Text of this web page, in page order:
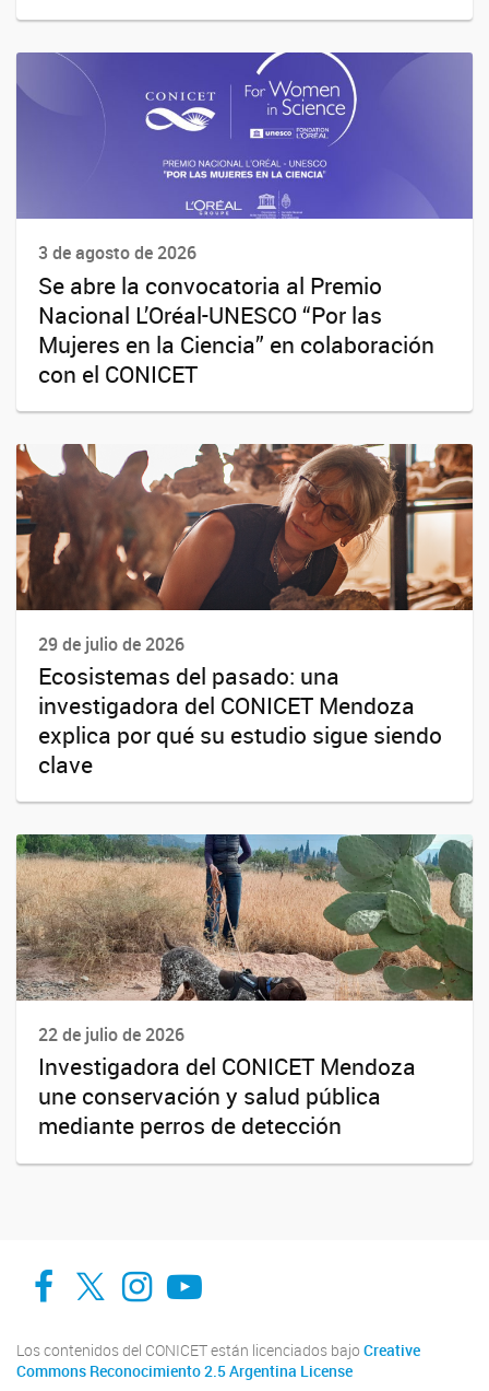
3 de agosto de 2026
Se abre la convocatoria al Premio
Nacional L’Oréal-UNESCO “Por las
Mujeres en la Ciencia” en colaboración
con el CONICET
29 de julio de 2026
Ecosistemas del pasado: una
investigadora del CONICET Mendoza
explica por qué su estudio sigue siendo
clave
22 de julio de 2026
Investigadora del CONICET Mendoza
une conservación y salud pública
mediante perros de detección
Facebook
Twitter
Instagram
Youtube
Los contenidos del CONICET están licenciados bajo Creative
Commons Reconocimiento 2.5 Argentina License